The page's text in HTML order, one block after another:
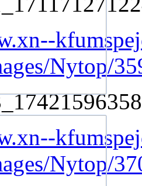
Nytop/
Nytop/